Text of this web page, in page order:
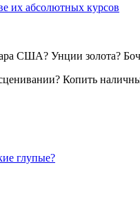
их абсолютных курсов
США? Унции золота?
Копить
глупые?